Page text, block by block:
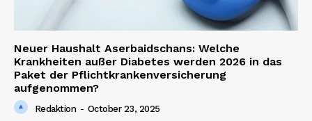
Neuer Haushalt Aserbaidschans: Welche
Krankheiten außer Diabetes werden 2026 in das
Paket der Pflichtkrankenversicherung
aufgenommen?
Redaktion - October 23, 2025